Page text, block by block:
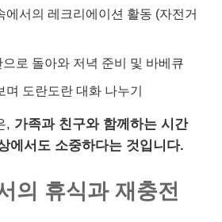
에서의 레크리에이션 활동 (자전거
으로 돌아와 저녁 준비 및 바베큐
며 도란도란 대화 나누기
, 가족과 친구와 함께하는 시간
에서도 소중하다는 것입니다.
의 휴식과 재충전